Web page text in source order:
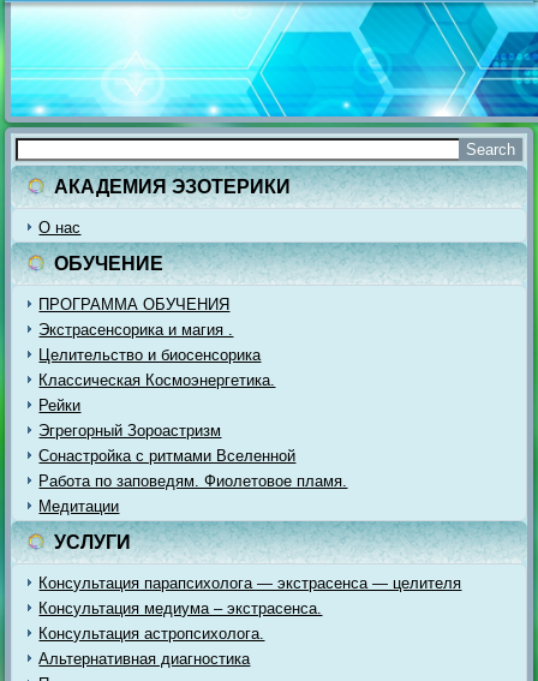
АКАДЕМИЯ ЭЗОТЕРИКИ
О нас
ОБУЧЕНИЕ
ПРОГРАММА ОБУЧЕНИЯ
Экстрасенсорика и магия .
Целительство и биосенсорика
Классическая Космоэнергетика.
Рейки
Эгрегорный Зороастризм
Сонастройка с ритмами Вселенной
Работа по заповедям. Фиолетовое пламя.
Медитации
УСЛУГИ
Консультация парапсихолога — экстрасенса — целителя
Консультация медиума – экстрасенса.
Консультация астропсихолога.
Альтернативная диагностика